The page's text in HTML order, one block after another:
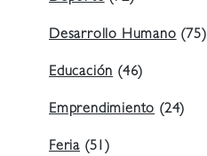
Desarrollo Humano(75)
Educación(46)
Emprendimiento(24)
Feria (51)